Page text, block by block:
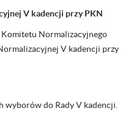
V kadencji przy PKN
Normalizacyjnego
V kadencji przy
wyborów do Rady V kadencji.